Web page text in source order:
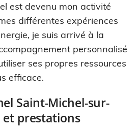
est devenu mon activité
différentes expériences
je suis arrivé à la
personnalisé
ses propres ressources
efficace.
Saint-Michel-sur-
et prestations